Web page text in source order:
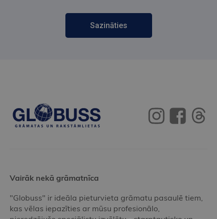
Sazināties
Vairāk nekā grāmatnīca
"Globuss" ir ideāla pieturvieta grāmatu pasaulē tiem,
kas vēlas iepazīties ar mūsu profesionālo,